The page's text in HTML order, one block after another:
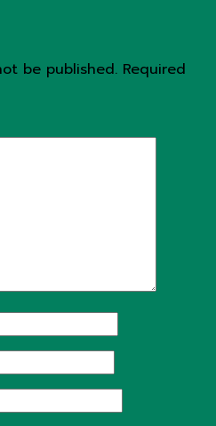
be published. Required